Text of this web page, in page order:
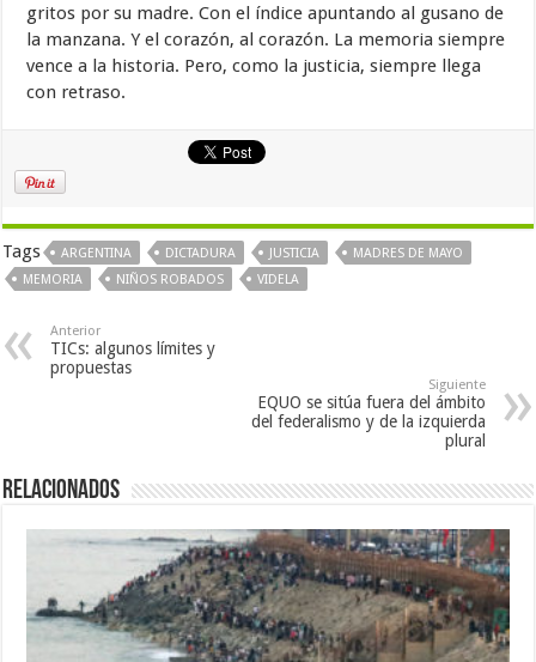
gritos por su madre. Con el índice apuntando al gusano de
la manzana. Y el corazón, al corazón. La memoria siempre
vence a la historia. Pero, como la justicia, siempre llega
con retraso.
Tags ARGENTINA DICTADURA JUSTICIA
MADRES DE MAYO
MEMORIA
NIÑOS ROBADOS VIDELA
Anterior
TICs: algunos límites y
propuestas
Siguiente
EQUO se sitúa fuera del ámbito
del federalismo y de la izquierda
plural
Relacionados